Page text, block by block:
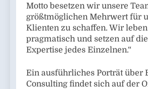
Motto besetzen wir unsere
größtmöglichen Mehrwert für
Klienten zu schaffen. Wir
pragmatisch und setzen auf
Expertise jedes Einzelnen.“
Ein ausführliches Porträt über
Consulting findet sich auf der